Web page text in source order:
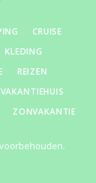
CRUISE
KLEDING
REIZEN
VAKANTIEHUIS
ZONVAKANTIE